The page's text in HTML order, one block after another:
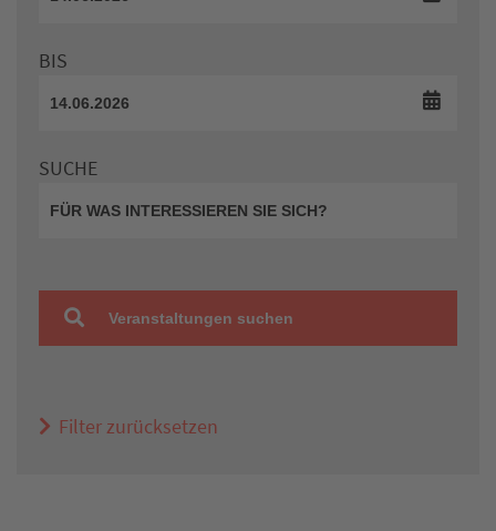
BIS
SUCHE
Veranstaltungen suchen
Filter zurücksetzen